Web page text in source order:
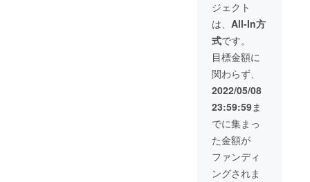
ティー
を楽し
めま
す。 料
理のご
用意可
能数は
10名分
までと
させて
頂きま
す。 フ
カヒ
レ、伊
勢海
老、干
ジェクト
は、 All-In方
式です。
目標金額に
関わらず、
2022/05/08
23:59:59ま
でに集まっ
た金額が
ファンディ
ングされま